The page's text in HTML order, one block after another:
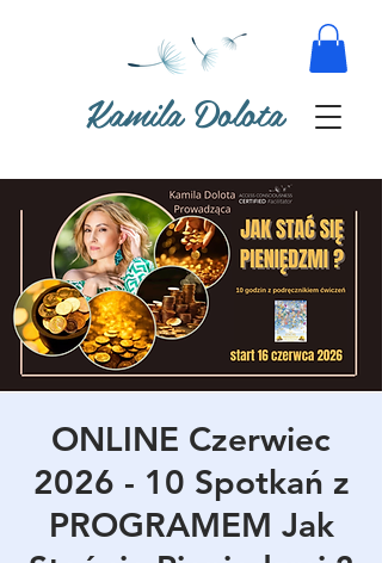
Kamila Dolota
ONLINE Czerwiec
2026 - 10 Spotkań z
PROGRAMEM Jak